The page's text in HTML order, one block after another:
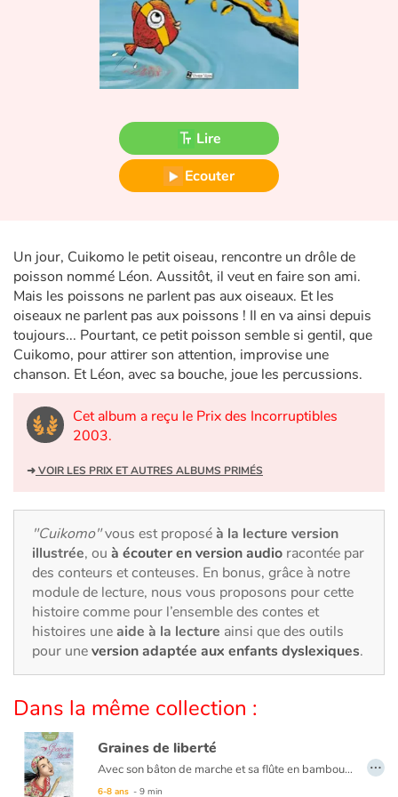
Fable, mythe, littérature et poésie
Princesses et princes, rois, reines et dragons
Héroïnes et héros
Écologie, nature, saisons
Voyage, épopée, enquête, aventure
Autour du monde
Apprentissage
Art, espace, activité
Documentaires
Quotidien et loisirs
À l'école
Fêtes et évènements
Amour et amitié
Sujets de société
Émotions et sentiments
Lire
Ecouter
Un jour, Cuikomo le petit oiseau, rencontre un drôle de
poisson nommé Léon. Aussitôt, il veut en faire son ami.
Mais les poissons ne parlent pas aux oiseaux. Et les
oiseaux ne parlent pas aux poissons ! Il en va ainsi depuis
toujours... Pourtant, ce petit poisson semble si gentil, que
Cuikomo, pour attirer son attention, improvise une
chanson. Et Léon, avec sa bouche, joue les percussions.
Cet album a reçu le Prix des Incorruptibles
2003.
➜VOIR LES PRIX ET AUTRES ALBUMS PRIMÉS
"Cuikomo"vous est proposéà la lecture version
illustrée, ou à écouter en version audio racontée par
des conteurs et conteuses. En bonus, grâce à notre
module de lecture, nous vous proposons pour cette
histoire comme pour l’ensemble des contes et
histoires uneaide à la lecture ainsi que des outils
pour uneversion adaptée aux enfants dyslexiques.
Dans la même collection :
Graines de liberté
Avec son bâton de marche et sa flûte en bambou, la conteuse allait de village en village, d’un pays à l’autre, profitant de chaque rencontre comme d’un cadeau. Mais un jour, alors qu’elle sortait son instrument, tous les villageois quittèrent la place. Même les enfants, d’ordinaire si curieux, lui tournèrent le dos. Un bel hommage à la liberté d’expression.
6-8 ans - 9 min
…